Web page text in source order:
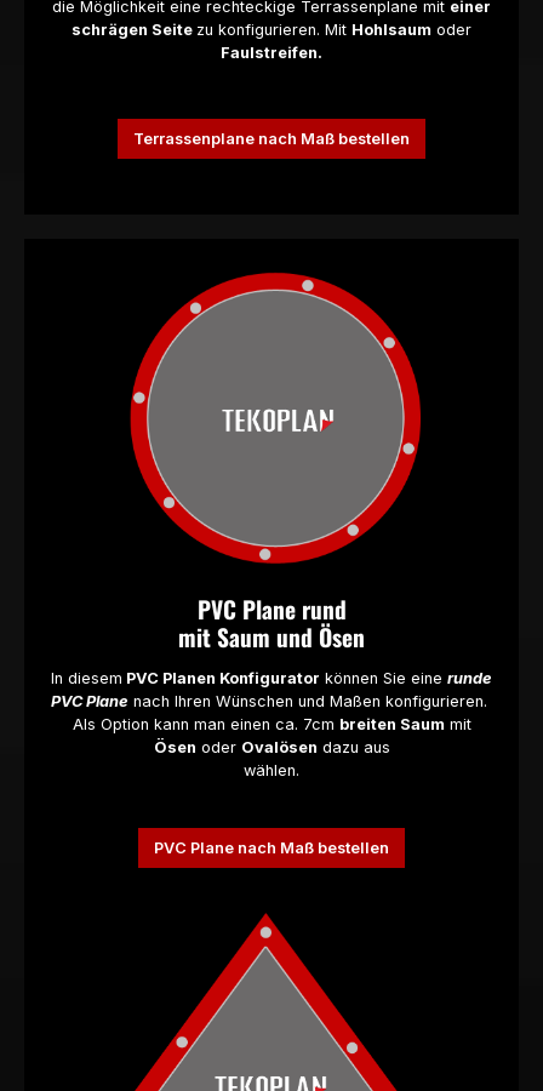
die Möglichkeit eine rechteckige Terrassenplane mit einer
schrägen Seite zu konfigurieren. Mit Hohlsaum oder
Faulstreifen.
Terrassenplane nach Maß bestellen
PVC Plane rund
mit Saum und Ösen
In diesem PVC Planen Konfigurator können Sie eine runde
PVC Plane nach Ihren Wünschen und Maßen konfigurieren.
Als Option kann man einen ca. 7cm breiten Saummit
Ösen oder Ovalösen dazu aus
wählen.
PVC Plane nach Maß bestellen